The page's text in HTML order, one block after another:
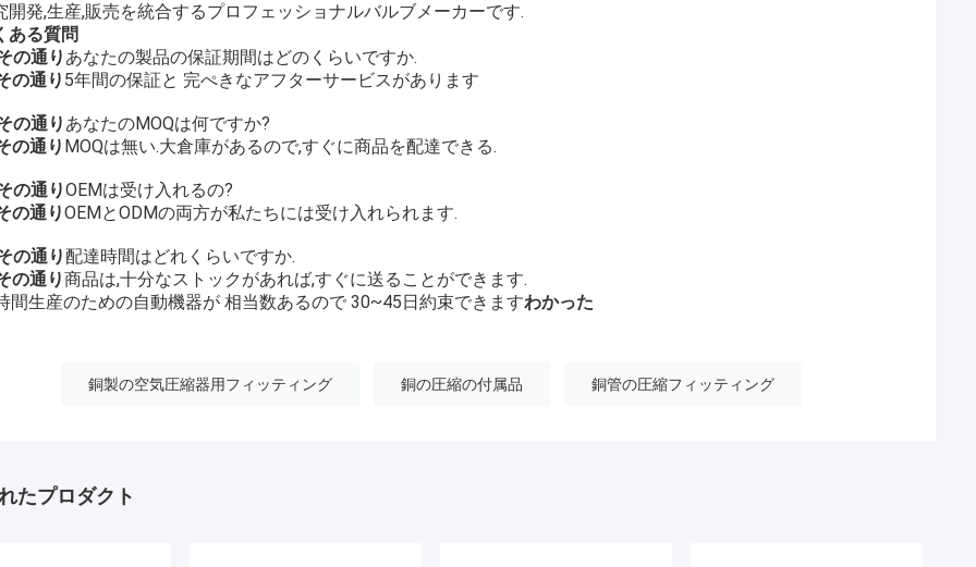
開発,生産,販売を統合するプロフェッショナルバルブメーカーです.
ある質問
の通り あなたの製品の保証期間はどのくらいですか.
の通り 5年間の保証と 完ぺきなアフターサービスがあります
の通り あなたのMOQは何ですか?
の通り MOQは無い.大倉庫があるので,すぐに商品を配達できる.
の通りOEMは受け入れるの?
の通りOEMとODMの両方が私たちには受け入れられます.
の通り配達時間はどれくらいですか.
の通り商品は,十分なストックがあれば,すぐに送ることができます.
間生産のための自動機器が 相当数あるので 30~45日約束できますわかった
銅製の空気圧縮器用フィッティング 銅の圧縮の付属品 銅管の圧縮フィッティング
たプロダクト